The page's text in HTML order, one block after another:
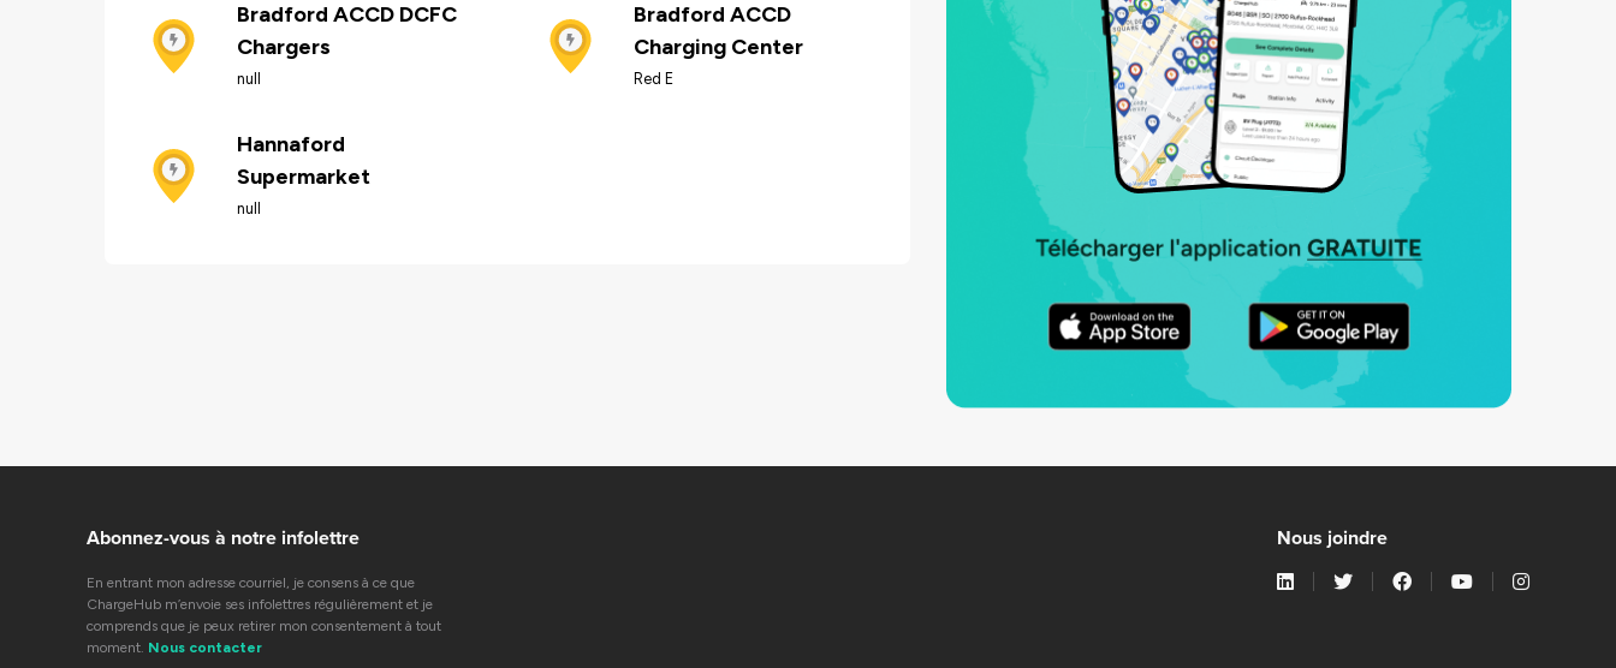
Bradford ACCD DCFC
Chargers
null
Bradford ACCD
Charging Center
Red E
Hannaford
Supermarket
null
Abonnez-vous à notre infolettre
En entrant mon adresse courriel, je consens à ce que
ChargeHub m’envoie ses infolettres régulièrement et je
comprends que je peux retirer mon consentement à tout
moment. Nous contacter
Nous joindre